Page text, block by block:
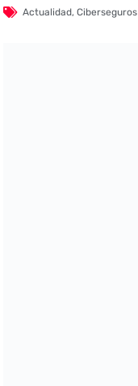
Actualidad,Ciberseguros